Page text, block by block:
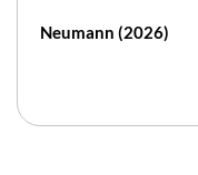
Neumann (2026)